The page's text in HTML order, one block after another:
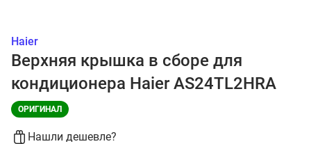
Haier
Верхняя крышка в сборе для
кондиционера Haier AS24TL2HRA
ОРИГИНАЛ
Нашли дешевле?